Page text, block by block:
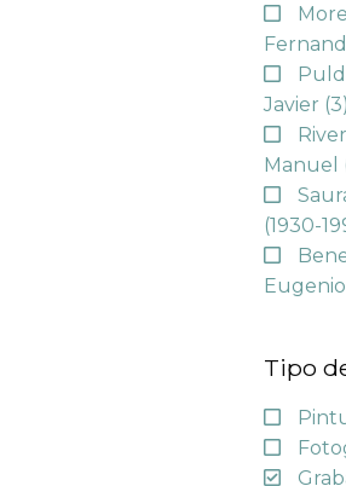
Javier (3)
Manuel
(1930-
Eugenio
Tipo